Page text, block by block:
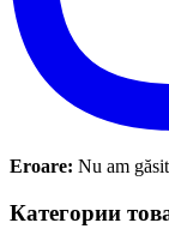
Eroare: Nu am
Категории